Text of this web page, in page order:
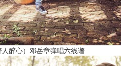
醉心）邓岳章弹唱六线谱